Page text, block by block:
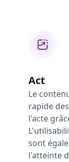
Act
Le
rapide
l'acte
sont
l'atteinte